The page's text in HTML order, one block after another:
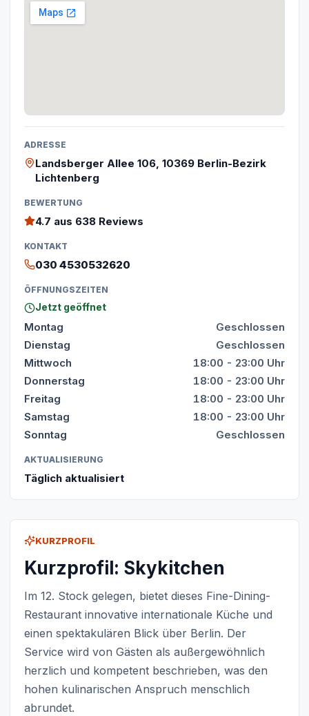
KURZPROFIL
Kurzprofil: Skykitchen
Im 12. Stock gelegen, bietet dieses Fine-Dining-
Restaurant innovative internationale Küche und
einen spektakulären Blick über Berlin. Der
Service wird von Gästen als außergewöhnlich
herzlich und kompetent beschrieben, was den
hohen kulinarischen Anspruch menschlich
abrundet.
ADRESSE
Landsberger Allee 106, 10369 Berlin-Bezirk
Lichtenberg
BEWERTUNG
4.7 aus 638 Reviews
KONTAKT
030 4530532620
ÖFFNUNGSZEITEN
Jetzt geöffnet
Montag
Geschlossen
Dienstag
Geschlossen
Mittwoch
18:00 - 23:00 Uhr
Donnerstag
18:00 - 23:00 Uhr
Freitag
18:00 - 23:00 Uhr
Samstag
18:00 - 23:00 Uhr
Sonntag
Geschlossen
AKTUALISIERUNG
Täglich aktualisiert